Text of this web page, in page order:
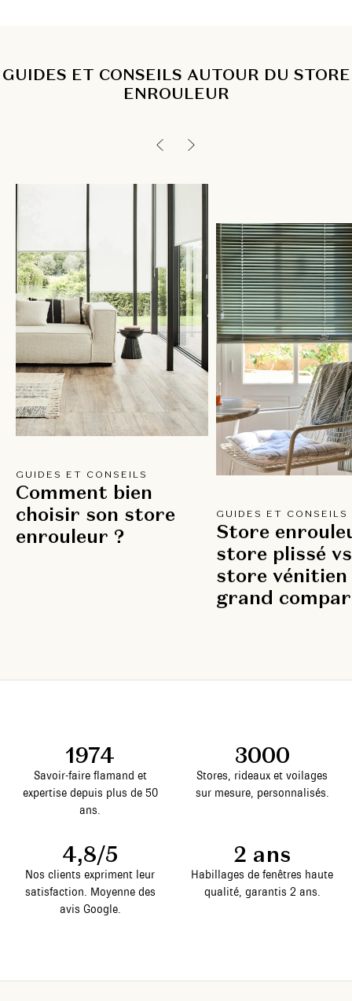
GUIDES ET CONSEILS AUTOUR DU STORE
ENROULEUR
GUIDES ET CONSEILS
Comment bien
choisir son store
enrouleur ?
GUIDES ET CONSEILS
Store
store plissé vs
store vénitien
grand
1974
Savoir-faire flamand et
expertise depuis plus de 50
ans.
3000
Stores, rideaux et voilages
sur mesure, personnalisés.
4,8/5
Nos clients expriment leur
satisfaction. Moyenne des
avis Google.
2 ans
Habillages de fenêtres haute
qualité, garantis 2 ans.